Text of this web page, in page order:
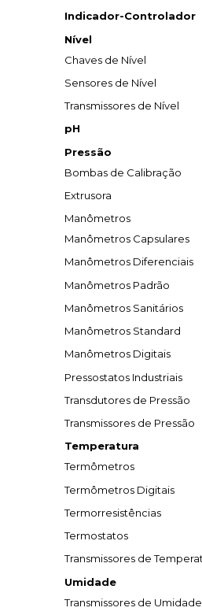
Indicador-Controlador
Nível
Chaves de Nível
Sensores de Nível
Transmissores de Nível
pH
Pressão
Bombas de Calibração
Extrusora
Manômetros
Manômetros Capsulares
Manômetros Diferenciais
Manômetros Padrão
Manômetros Sanitários
Manômetros Standard
Manômetros Digitais
Pressostatos Industriais
Transdutores de Pressão
Transmissores de Pressão
Temperatura
Termômetros
Termômetros Digitais
Termorresistências
Termostatos
Transmissores de
Umidade
Transmissores de